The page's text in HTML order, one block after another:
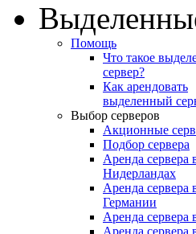
Помощь
Что такое
сервер?
Как арендовать
выделенный
Выбор серверов
Акционные
Подбор сервера
Аренда сервера
Нидерландах
Аренда сервера
Германии
Аренда
Аренда сервера